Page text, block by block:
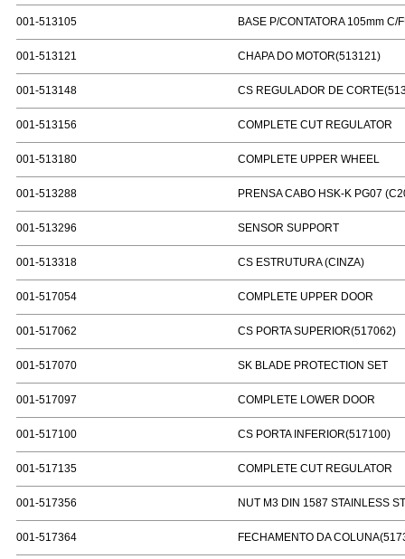
001-513105 BASE P/CONTATORA 105mm C/
001-513121 CHAPA DO MOTOR(513121)
001-513148 CS REGULADOR DE
001-513156 COMPLETE CUT REGULATOR
001-513180 COMPLETE UPPER WHEEL
001-513288 PRENSA CABO HSK-K PG07
001-513296 SENSOR SUPPORT
001-513318 CS ESTRUTURA (CINZA)
001-517054 COMPLETE UPPER DOOR
001-517062 CS PORTA SUPERIOR(517062)
001-517070 SK BLADE PROTECTION SET
001-517097 COMPLETE LOWER DOOR
001-517100 CS PORTA INFERIOR(517100)
001-517135 COMPLETE CUT REGULATOR
001-517356 NUT M3 DIN 1587 STAINLESS
001-517364 FECHAMENTO DA